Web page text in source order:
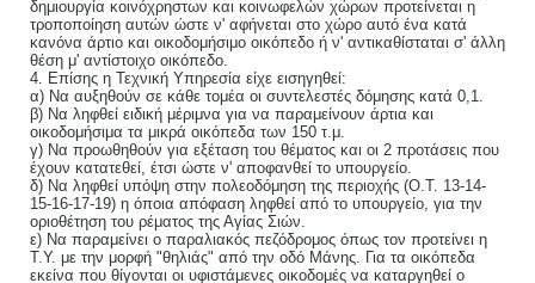
δημιουργία κοινόχρηστων και κοινωφελών χώρων προτείνεται η
τροποποίηση αυτών ώστε ν' αφήνεται στο χώρο αυτό ένα κατά
κανόνα άρτιο και οικοδομήσιμο οικόπεδο ή ν' αντικαθίσταται σ' άλλη
θέση μ' αντίστοιχο οικόπεδο.
4. Επίσης η Τεχνική Υπηρεσία είχε εισηγηθεί:
α) Να αυξηθούν σε κάθε τομέα οι συντελεστές δόμησης κατά 0,1.
β) Να ληφθεί ειδική μέριμνα για να παραμείνουν άρτια και
οικοδομήσιμα τα μικρά οικόπεδα των 150 τ.μ.
γ) Να προωθηθούν για εξέταση του θέματος και οι 2 προτάσεις που
έχουν κατατεθεί, έτσι ώστε ν' αποφανθεί το υπουργείο.
δ) Να ληφθεί υπόψη στην πολεοδόμηση της περιοχής (Ο.Τ. 13-14-
15-16-17-19) η όποια απόφαση ληφθεί από το υπουργείο, για την
οριοθέτηση του ρέματος της Αγίας Σιών.
ε) Να παραμείνει ο παραλιακός πεζόδρομος όπως τον προτείνει η
Τ.Υ. με την μορφή "θηλιάς" από την οδό Μάνης. Για τα οικόπεδα
εκείνα που θίγονται οι υφιστάμενες οικοδομές να καταργηθεί ο